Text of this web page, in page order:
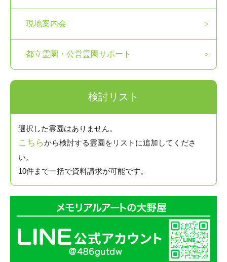
現地案内会
都立霊園・公営霊園サポート
検討リスト
選択した霊園はありません。
こちらから検討する霊園をリストに追加してくださ
い。
10件まで一括で資料請求が可能です。